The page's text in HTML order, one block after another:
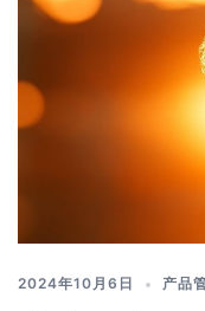
2024年10月6日 产品